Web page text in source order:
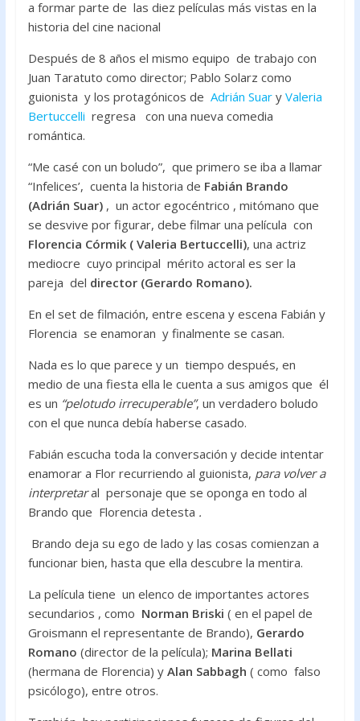
o
k
p
a formar parte de las diez películas más vistas en la
historia del cine nacional
Después de 8 años el mismo equipo de trabajo con
Juan Taratuto como director; Pablo Solarz como
guionista y los protagónicos de Adrián Suary Valeria
Bertuccelli regresa con una nueva comedia
romántica.
“Me casé con un boludo”, que primero se iba a llamar
“Infelices’, cuenta la historia de Fabián Brando
(Adrián Suar) , un actor egocéntrico , mitómano que
se desvive por figurar, debe filmar una película con
Florencia Córmik ( Valeria Bertuccelli), una actriz
mediocre cuyo principal mérito actoral es ser la
pareja del director (Gerardo Romano).
En el set de filmación, entre escena y escena Fabián y
Florencia se enamoran y finalmente se casan.
Nada es lo que parece y un tiempo después, en
medio de una fiesta ella le cuenta a sus amigos que él
es un “pelotudo irrecuperable”, un verdadero boludo
con el que nunca debía haberse casado.
Fabián escucha toda la conversación y decide intentar
enamorar a Flor recurriendo al guionista, para volver a
interpretaral personaje que se oponga en todo al
Brando que Florencia detesta .
Brando deja su ego de lado y las cosas comienzan a
funcionar bien, hasta que ella descubre la mentira.
La película tiene un elenco de importantes actores
secundarios , como Norman Briski ( en el papel de
Groismann el representante de Brando), Gerardo
Romano (director de la película); Marina Bellati
(hermana de Florencia) y Alan Sabbagh ( como falso
psicólogo), entre otros.